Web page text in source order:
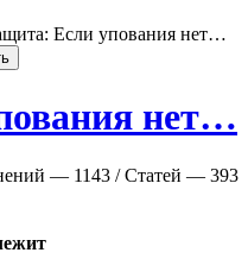
Если упования нет…
нет…
— 1143 / Статей — 393